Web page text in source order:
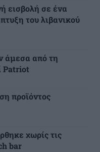
εισβολή σε ένα
του λιβανικού
άμεσα από τη
Patriot
προϊόντος
χωρίς τις
bar